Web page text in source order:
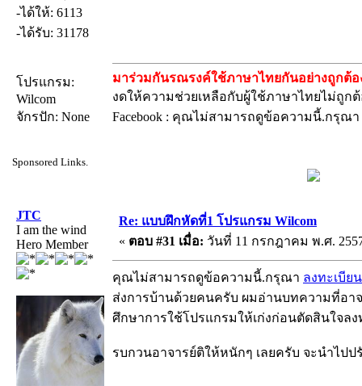
-ได้ให้: 6113
-ได้รับ: 31178
โปรแกรม:
Wilcom
จักรปัก: None
มาร่วมกันรณรงค์ใช้ภาษาไทยกันอย่างถูกต้อ
งดให้ความช่วยเหลือกับผู้ใช้ภาษาไทยไม่ถูกต้
Facebook : คุณไม่สามารถดูข้อความนี้.กรุณา
Sponsored Links.
JTC
I am the wind
Hero Member
Re: แบบฝึกหัดที่1 โปรแกรม Wilcom
« ตอบ #31 เมื่อ: วันที่ 11 กรกฎาคม พ.ศ.
คุณไม่สามารถดูข้อความนี้.กรุณา ลงทะเบียน
ส่งการบ้านด้วยคนครับ ผมอ่านบทความที่อา
ศึกษาการใช้โปรแกรมให้เก่งก่อนตัดสินใจล
รบกวนอาจารย์ติให้หนักๆ เลยครับ จะนำไป